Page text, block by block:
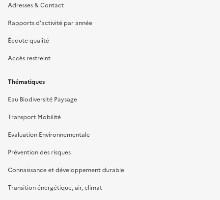
Adresses & Contact
Rapports d’activité par année
Écoute qualité
Accès restreint
Thématiques
Eau Biodiversité Paysage
Transport Mobilité
Evaluation Environnementale
Prévention des risques
Connaissance et développement durable
Transition énergétique, air, climat